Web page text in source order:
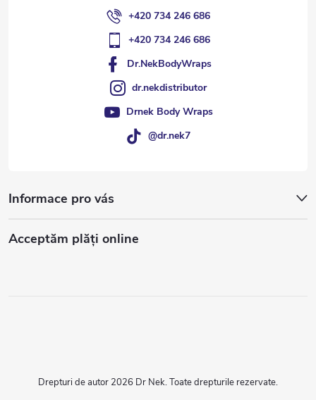
+420 734 246 686
+420 734 246 686
Dr.NekBodyWraps
dr.nekdistributor
Drnek Body Wraps
@dr.nek7
Informace pro vás
Acceptăm plăţi online
Drepturi de autor 2026 Dr Nek. Toate drepturile rezervate.